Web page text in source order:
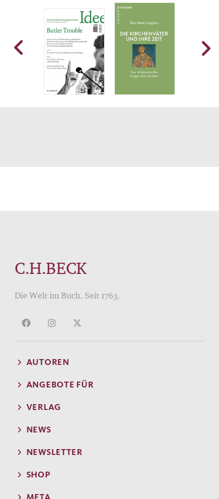
C.H.BECK
Die Welt im Buch. Seit 1763.
AUTOREN
ANGEBOTE FÜR
VERLAG
NEWS
NEWSLETTER
SHOP